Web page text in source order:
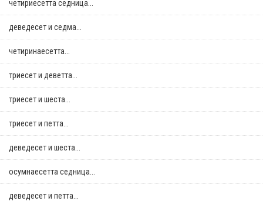
четириесетта седница...
деведесет и седма...
четиринаесетта...
триесет и деветта...
триесет и шеста...
триесет и петта...
деведесет и шеста...
осумнaесетта седница...
деведесет и петта...